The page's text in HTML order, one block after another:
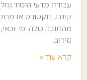
עבודת מדעי היסוד
קודם, דוקטורט או
מהחובה כולה. מי
סירוב.
קרא עוד »